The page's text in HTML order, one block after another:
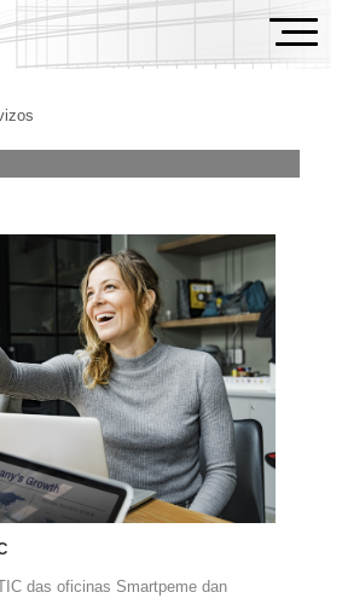
das oficinas Smartpeme dan